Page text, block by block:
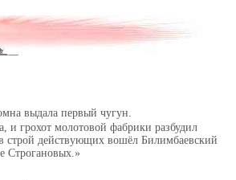
выдала первый чугун.
грохот молотовой фабрики разбудил
строй действующих вошёл Билимбаевский
Строгановых.